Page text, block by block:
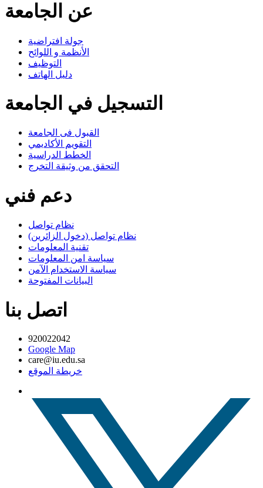
عن الجامعة
جولة افتراضية
الأنظمة و اللوائح
التوظيف
دليل الهاتف
التسجيل في الجامعة
القبول فى الجامعة
التقويم الأكاديمي
الخطط الدراسية
التحقق من وثيقة التخرج
دعم فني
نظام تواصل
نظام تواصل (دخول الزائرين)
تقنية المعلومات
سياسة امن المعلومات
سياسة الاستخدام الآمن
البيانات المفتوحة
اتصل بنا
920022042
Google Map
care@iu.edu.sa
خريطة الموقع